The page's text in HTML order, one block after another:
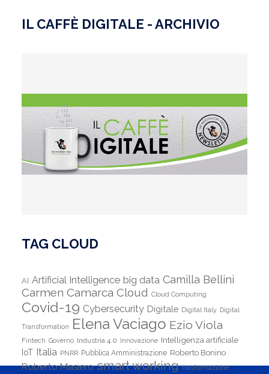
IL CAFFÈ DIGITALE - ARCHIVIO
TAG CLOUD
AI Artificial Intelligence big data Camilla Bellini
Carmen Camarca Cloud Cloud Computing
Covid-19 Cybersecurity Digitale Digital Italy Digital
Transformation Elena Vaciago Ezio Viola
Fintech Governo Industria 4.0 Innovazione Intelligenza artificiale
IoT Italia PNRR Pubblica Amministrazione Roberto Bonino
Roberto Masiero smart working trasformazione